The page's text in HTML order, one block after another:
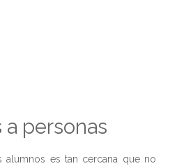
a personas
alumnos es tan cercana que no